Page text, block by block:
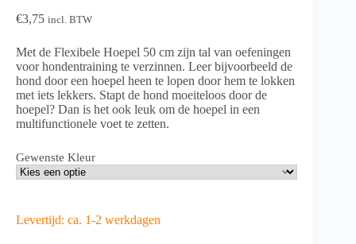
€3,75 incl. BTW
Met de Flexibele Hoepel 50 cm zijn tal van oefeningen
voor hondentraining te verzinnen. Leer bijvoorbeeld de
hond door een hoepel heen te lopen door hem te lokken
met iets lekkers. Stapt de hond moeiteloos door de
hoepel? Dan is het ook leuk om de hoepel in een
multifunctionele voet te zetten.
Gewenste Kleur
Levertijd: ca. 1-2 werkdagen